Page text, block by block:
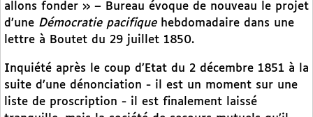
allons fonder » – Bureau évoque de nouveau le projet
d’une Démocratie pacifiquehebdomadaire dans une
lettre à Boutet du 29 juillet 1850.
Inquiété après le coup d’Etat du 2 décembre 1851 à la
suite d’une dénonciation - il est un moment sur une
liste de proscription - il est finalement laissé